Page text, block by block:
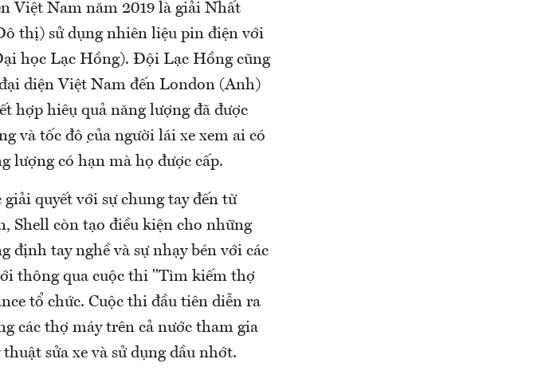
Việt Nam năm 2019 là giải Nhất
thị) sử dụng nhiên liệu pin điện với
học Lạc Hồng). Đội Lạc Hồng cũng
diện Việt Nam đến London (Anh)
hợp hiệu quả năng lượng đã được
và tốc độ của người lái xe xem ai có
lượng có hạn mà họ được cấp.
quyết với sự chung tay đến từ
Shell còn tạo điều kiện cho những
tay nghề và sự nhạy bén với các
thông qua cuộc thi "Tìm kiếm thợ
tổ chức. Cuộc thi đầu tiên diễn ra
các thợ máy trên cả nước tham gia
sửa xe và sử dụng dầu nhớt.